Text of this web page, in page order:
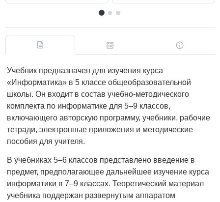
Учебник предназначен для изучения курса
«Информатика» в 5 классе общеобразовательной
школы. Он входит в состав учебно-методического
комплекта по информатике для 5–9 классов,
включающего авторскую программу, учебники, рабочие
тетради, электронные приложения и методические
пособия для учителя.
В учебниках 5–6 классов представлено введение в
предмет, предполагающее дальнейшее изучение курса
информатики в 7–9 классах. Теоретический материал
учебника поддержан развернутым аппаратом